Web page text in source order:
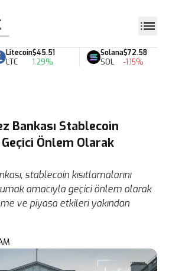
$45.51
1.29%
Solana
SOL
$72.58
-1.15%
Bankası Stablecoin
Geçici Önlem Olarak
stablecoin kısıtlamalarını
amacıyla geçici önlem olarak
ve piyasa etkileri yakından